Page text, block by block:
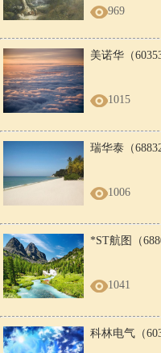
969
美诺华（
1015
瑞华泰（
1006
*ST航图（
1041
科林电气（